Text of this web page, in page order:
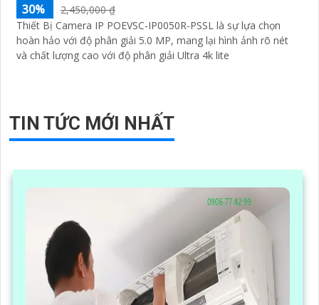
30%
2,450,000 ₫
Thiết Bị Camera IP POEVSC-IP0050R-PSSL là sự lựa chọn
hoàn hảo với độ phân giải 5.0 MP, mang lại hình ảnh rõ nét
và chất lượng cao với độ phân giải Ultra 4k lite
TIN TỨC MỚI NHẤT